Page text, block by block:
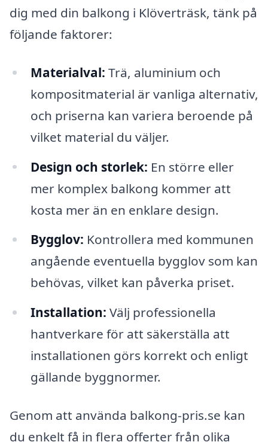
dig med din balkong i Klöverträsk, tänk på
följande faktorer:
Materialval: Trä, aluminium och
kompositmaterial är vanliga alternativ,
och priserna kan variera beroende på
vilket material du väljer.
Design och storlek: En större eller
mer komplex balkong kommer att
kosta mer än en enklare design.
Bygglov: Kontrollera med kommunen
angående eventuella bygglov som kan
behövas, vilket kan påverka priset.
Installation: Välj professionella
hantverkare för att säkerställa att
installationen görs korrekt och enligt
gällande byggnormer.
Genom att använda balkong-pris.se kan
du enkelt få in flera offerter från olika